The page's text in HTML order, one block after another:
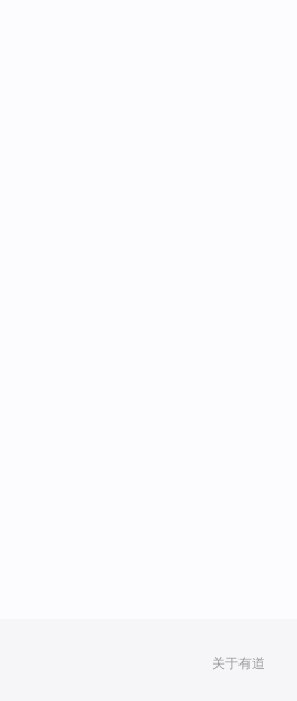
关于有道